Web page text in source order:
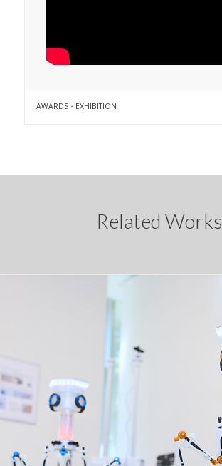
AWARDS・EXHIBITION
Related Works